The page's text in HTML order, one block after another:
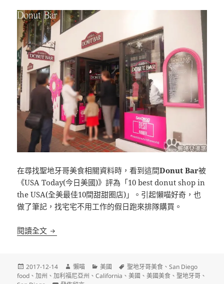
在尋找聖地牙哥美食相關資料時，看到這間Donut Bar被
《USA Today(今日美國)》評為「10 best donut shop in
the USA(全美最佳10間甜甜圈店)」。引起懶喵好奇，也
做了筆記，找宅宅不用工作的假日跑來排隊購買。
閱讀全文 [聖地牙哥]Donut Bar 全美最佳10間甜甜圈店之一
發
佈
2017-12-14
作
者
懶喵
分
類
美國
標
籤
聖地牙哥美食 、San Diego
food 、加州 、加利福尼亞州 、California 、美國 、美國美食 、聖地牙哥 、